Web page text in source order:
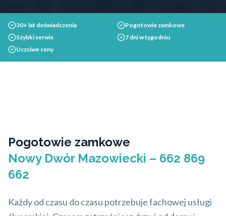
30+ lat doświadczenia
Pogotowie zamkowe
Szybki serwis
7 dni w tygodniu
Uczciwe ceny
Pogotowie zamkowe
Nowy Dwór Mazowiecki – 662 869
662
Każdy od czasu do czasu potrzebuje fachowej usługi